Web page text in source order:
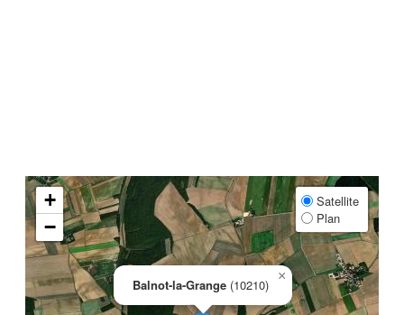
Balnot-la-Grange (10210)
×
+
−
Satellite
Plan